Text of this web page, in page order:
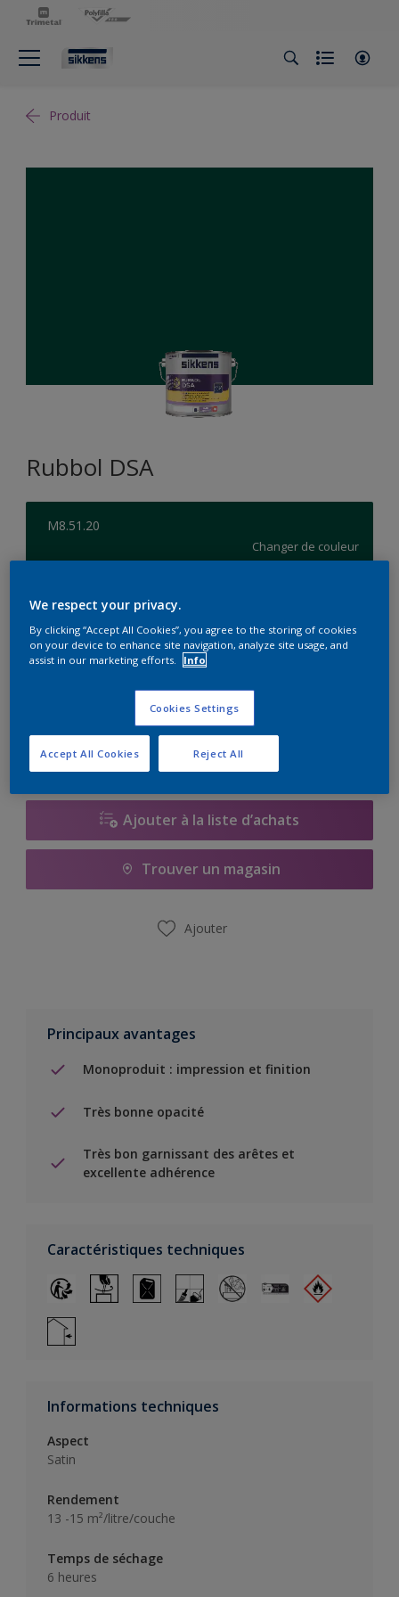
Produit
Rubbol DSA
M8.51.20
Changer de couleur
1L 2,5L 5L
Ajouter à la liste d’achats
Trouver un magasin
Ajouter
Principaux avantages
Monoproduit : impression et finition
Très bonne opacité
Très bon garnissant des arêtes et
excellente adhérence
Caractéristiques techniques
Informations techniques
Aspect
Satin
Rendement
13 -15 m²/litre/couche
Temps de séchage
6 heures
We respect your privacy.
By clicking “Accept All Cookies”, you agree to the storing of cookies
on your device to enhance site navigation, analyze site usage, and
assist in our marketing efforts.
Info
Cookies Settings
Reject All
Accept All Cookies